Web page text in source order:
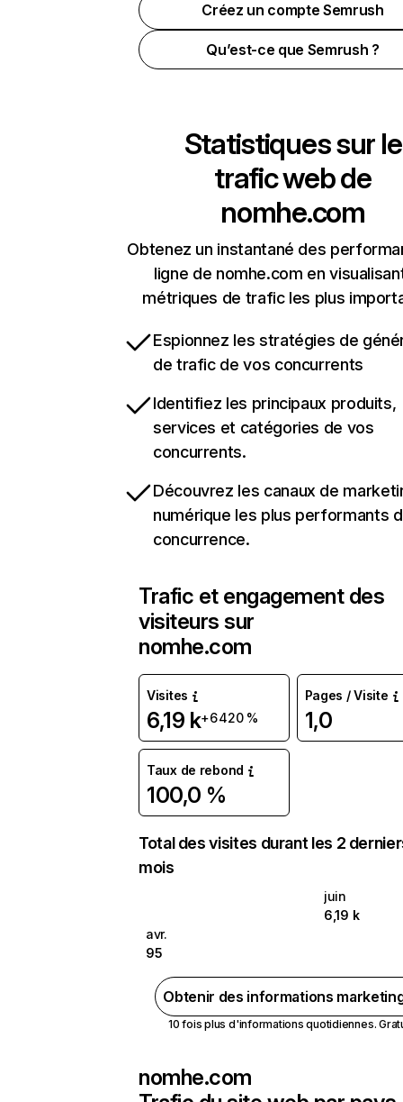
Créez un compte Semrush
Qu’est-ce que Semrush ?
Statistiques sur le
trafic web de
nomhe.com
Obtenez un instantané des
ligne de nomhe.com en
métriques de trafic les plus
Espionnez les stratégies de
de trafic de vos concurrents
Identifiez les principaux produits,
services et catégories de vos
concurrents.
Découvrez les canaux de
numérique les plus performants
concurrence.
Trafic et engagement des
visiteurs sur
nomhe.com
Visites
6,19 k+6 420 %
Pages / Visite
1,0
Taux de rebond
100,0 %
Total des visites durant les 2
mois
juin
6,19 k
avr.
95
Obtenir des informations
10 fois plus d'informations quotidiennes.
nomhe.com